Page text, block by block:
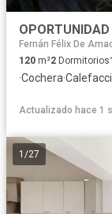
Fernán Félix De
120 m²2 Dormitorios1
·Cochera·
Actualizado hace 1
1 /27